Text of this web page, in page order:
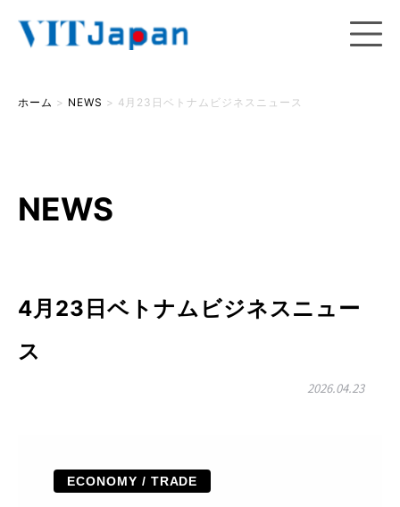
ホーム > NEWS > 4月23日ベトナムビジネスニュース
NEWS
4月23日ベトナムビジネスニュー
ス
2026.04.23
ECONOMY / TRADE